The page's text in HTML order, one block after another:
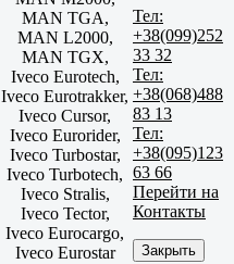
MAN TGA,
MAN L2000,
MAN TGX,
Iveco Eurotech,
Iveco Eurotrakker,
Iveco Cursor,
Iveco Eurorider,
Iveco Turbostar,
Iveco Turbotech,
Iveco Stralis,
Iveco Tector,
Iveco Eurocargo,
Iveco Eurostar
Тел:
+38(099)252
33 32
Тел:
+38(068)488
83 13
Тел:
+38(095)123
63 66
Перейти на
Контакты
Закрыть